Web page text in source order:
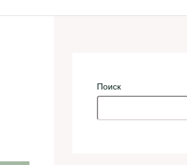
Поиск